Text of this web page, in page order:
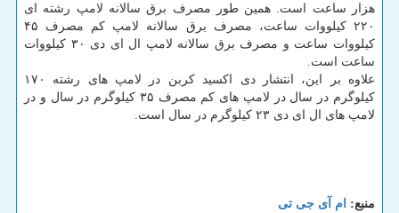
هزار ساعت است. همین طور مصرف برق سالانه لامپ رشته ای
۲۲۰ كیلووات ساعت، مصرف برق سالانه لامپ كم مصرف ۴۵
كیلووات ساعت و مصرف برق سالانه لامپ ال ای دی ۳۰ كیلووات
ساعت است.
علاوه بر این، انتشار دی اكسید كربن در لامپ های رشته ۱۷۰
كیلوگرم در سال در لامپ های كم مصرف ۳۵ كیلوگرم در سال و در
لامپ های ال ای دی ۲۳ كیلوگرم در سال است.
منبع: ام آی جی تی